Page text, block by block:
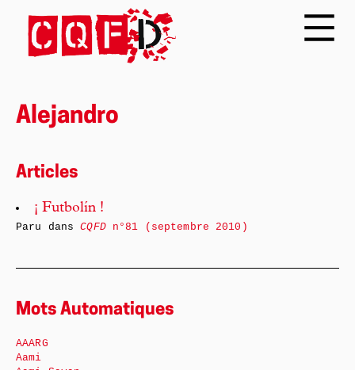
Alejandro
Articles
¡ Futbolín !
Paru dansCQFDn°81 (septembre 2010)
Mots Automatiques
AAARG
Aami